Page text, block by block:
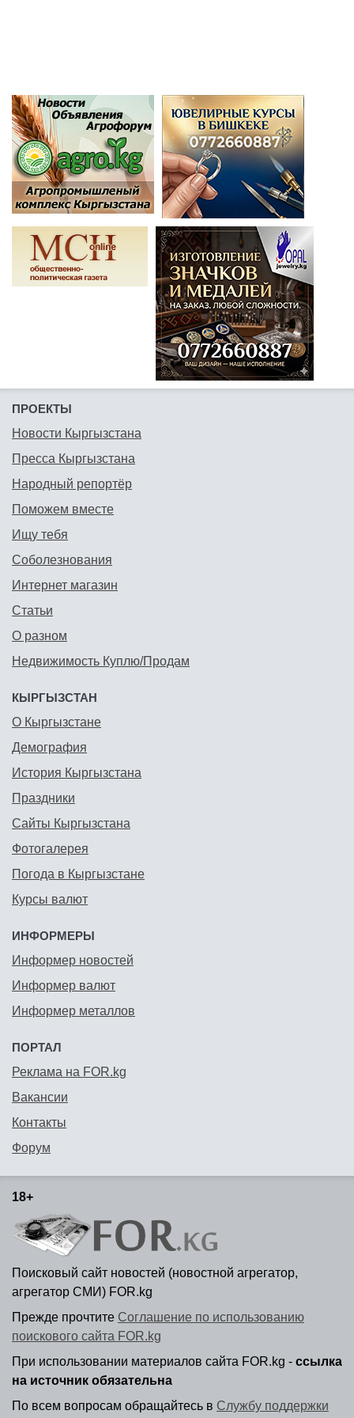
ПРОЕКТЫ
Новости Кыргызстана
Пресса Кыргызстана
Народный репортёр
Поможем вместе
Ищу тебя
Соболезнования
Интернет магазин
Статьи
О разном
Недвижимость Куплю/Продам
КЫРГЫЗСТАН
О Кыргызстане
Демография
История Кыргызстана
Праздники
Сайты Кыргызстана
Фотогалерея
Погода в Кыргызстане
Курсы валют
ИНФОРМЕРЫ
Информер новостей
Информер валют
Информер металлов
ПОРТАЛ
Реклама на FOR.kg
Вакансии
Контакты
Форум
18+
Поисковый сайт новостей (новостной агрегатор,
агрегатор СМИ) FOR.kg
Прежде прочтите Соглашение по использованию
поискового сайта FOR.kg
При использовании материалов сайта FOR.kg - ссылка
на источник обязательна
По всем вопросам обращайтесь в Службу поддержки